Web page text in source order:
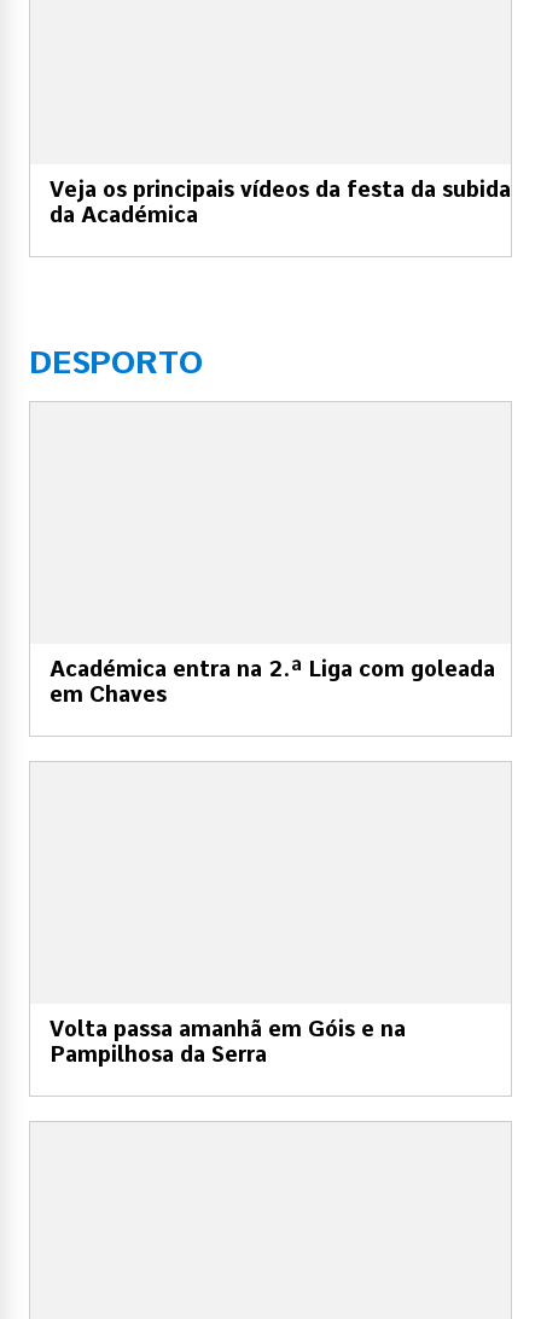
Veja os principais vídeos da festa da subida
da Académica
DESPORTO
Académica entra na 2.ª Liga com goleada
em Chaves
Volta passa amanhã em Góis e na
Pampilhosa da Serra